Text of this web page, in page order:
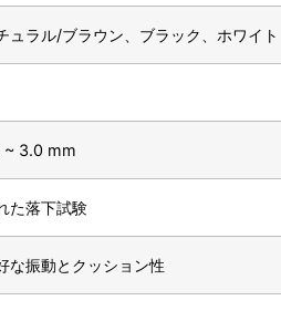
ュラル/ブラウン、ブラック、ホワイト
~ 3.0 mm
た落下試験
な振動とクッション性